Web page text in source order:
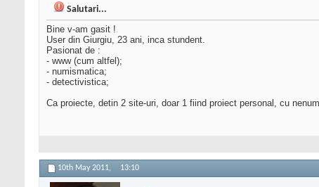
Salutari...
Bine v-am gasit !
User din Giurgiu, 23 ani, inca stundent.
Pasionat de :
- www (cum altfel);
- numismatica;
- detectivistica;
Ca proiecte, detin 2 site-uri, doar 1 fiind proiect personal, cu
10th May 2011, 13:10